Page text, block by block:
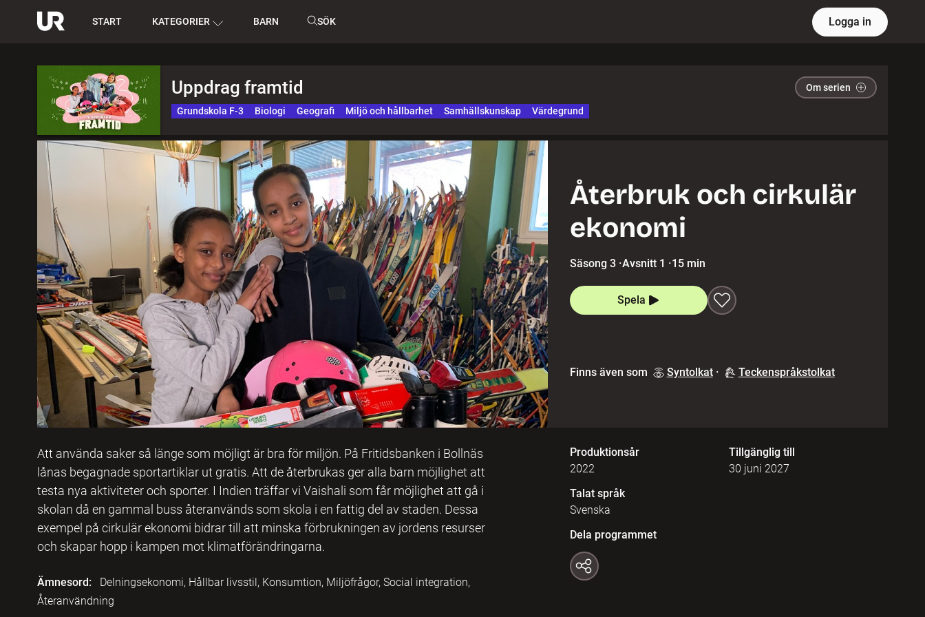
START KATEGORIER BARN SÖK Logga in
Uppdrag framtid Om serien
Grundskola F-3 Biologi Geografi Miljö och hållbarhet Samhällskunskap Värdegrund
Återbruk och cirkulär
ekonomi
Säsong 3 ·Avsnitt 1 ·15 min
Spela
Finns även som Syntolkat · Teckenspråkstolkat
Att använda saker så länge som möjligt är bra för miljön. På Fritidsbanken i Bollnäs
lånas begagnade sportartiklar ut gratis. Att de återbrukas ger alla barn möjlighet att
testa nya aktiviteter och sporter. I Indien träffar vi Vaishali som får möjlighet att gå i
skolan då en gammal buss återanvänds som skola i en fattig del av staden. Dessa
exempel på cirkulär ekonomi bidrar till att minska förbrukningen av jordens resurser
och skapar hopp i kampen mot klimatförändringarna.
Ämnesord:
Delningsekonomi, Hållbar livsstil, Konsumtion, Miljöfrågor, Social integration,
Återanvändning
Produktionsår
2022
Tillgänglig till
30 juni 2027
Talat språk
Svenska
Dela programmet